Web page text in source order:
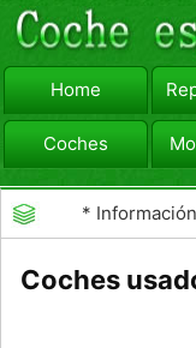
Home
Coches
viajar
*
Coches